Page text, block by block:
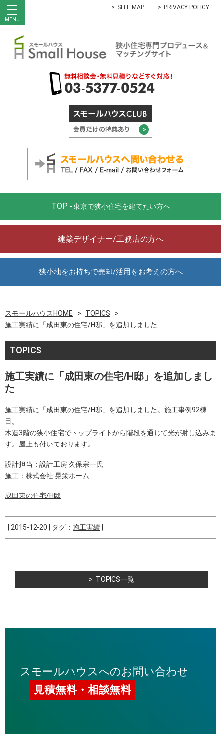
MENU
SITE MAP PRIVACY POLICY
TOP - 東京で狭小住宅を建てたい方へ
建築デザイナー/工務店の方へ
狭小地をお持ちで売却/活用をお考えの方へ
スモールハウスHOME
TOPICS
施工実績に「成田東の住宅/H邸」を追加しました
TOPICS
施工実績に「成田東の住宅/H邸」を追加しまし
た
施工実績に「成田東の住宅/H邸」を追加しました。施工事例92棟
目。
木造3階の狭小住宅でトップライトから階段を通じて光が射し込みま
す。屋上も付いております。
設計担当：設計工房 久保宗一氏
施工：株式会社 晃栄ホーム
成田東の住宅/H邸
2015-12-20 タグ： 施工実績
TOPICS一覧
スモールハウスへのお問い合わせ
見積無料・相談無料